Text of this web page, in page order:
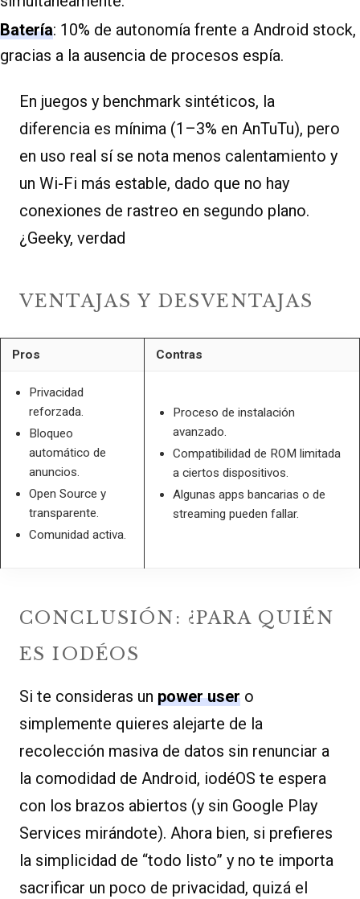
Batería: 10% de autonomía frente a Android stock,
gracias a la ausencia de procesos espía.
En juegos y benchmark sintéticos, la
diferencia es mínima (1–3% en AnTuTu), pero
en uso real sí se nota menos calentamiento y
un Wi-Fi más estable, dado que no hay
conexiones de rastreo en segundo plano.
¿Geeky, verdad
VENTAJAS Y DESVENTAJAS
Pros Contras
Privacidad
reforzada.
Bloqueo
automático de
anuncios.
Open Source y
transparente.
Comunidad activa.
Proceso de instalación
avanzado.
Compatibilidad de ROM limitada
a ciertos dispositivos.
Algunas apps bancarias o de
streaming pueden fallar.
CONCLUSIÓN: ¿PARA QUIÉN
ES IODÉOS
Si te consideras un power user o
simplemente quieres alejarte de la
recolección masiva de datos sin renunciar a
la comodidad de Android, iodéOS te espera
con los brazos abiertos (y sin Google Play
Services mirándote). Ahora bien, si prefieres
la simplicidad de “todo listo” y no te importa
sacrificar un poco de privacidad, quizá el